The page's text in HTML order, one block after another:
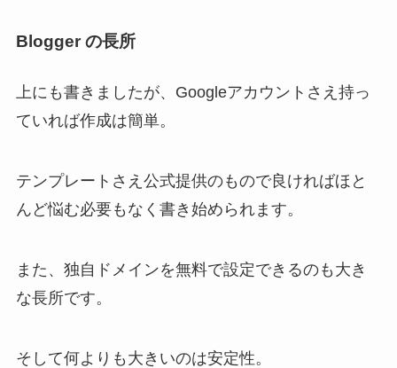
Blogger の長所
上にも書きましたが、Googleアカウントさえ持っ
ていれば作成は簡単。
テンプレートさえ公式提供のもので良ければほと
んど悩む必要もなく書き始められます。
また、独自ドメインを無料で設定できるのも大き
な長所です。
そして何よりも大きいのは安定性。